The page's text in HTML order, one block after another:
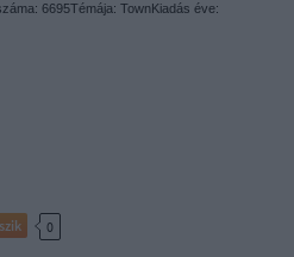
6695Témája: TownKiadás éve:
0